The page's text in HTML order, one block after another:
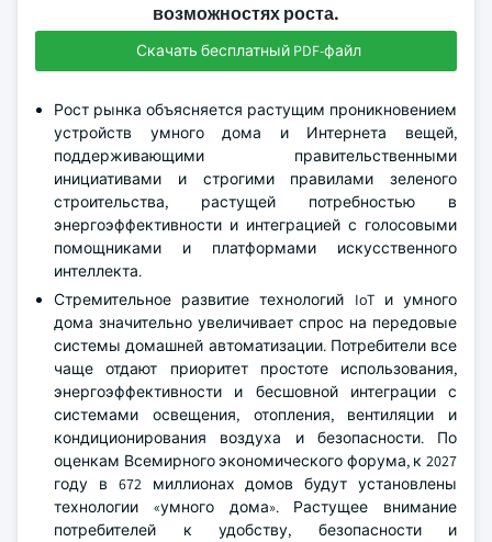
возможностях роста.
Скачать бесплатный PDF-файл
Рост рынка объясняется растущим проникновением
устройств умного дома и Интернета вещей,
поддерживающими правительственными
инициативами и строгими правилами зеленого
строительства, растущей потребностью в
энергоэффективности и интеграцией с голосовыми
помощниками и платформами искусственного
интеллекта.
Стремительное развитие технологий IoT и умного
дома значительно увеличивает спрос на передовые
системы домашней автоматизации. Потребители все
чаще отдают приоритет простоте использования,
энергоэффективности и бесшовной интеграции с
системами освещения, отопления, вентиляции и
кондиционирования воздуха и безопасности. По
оценкам Всемирного экономического форума, к 2027
году в 672 миллионах домов будут установлены
технологии «умного дома». Растущее внимание
потребителей к удобству, безопасности и